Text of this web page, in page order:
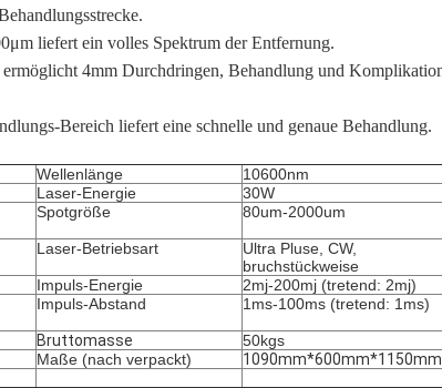
liefert ein volles Spektrum der Entfernung.
4mm Durchdringen, Behandlung und
Bereich liefert eine schnelle und genaue Behandlung.
Wellenlänge
10600nm
Laser-Energie
30W
Spotgröße 80um-2000um
Laser-Betriebsart
Ultra Pluse, CW,
bruchstückweise
Impuls-Energie
2mj-200mj (tretend: 2mj)
Impuls-Abstand 1ms-100ms (tretend: 1ms)
Bruttomasse
50kgs
Maße (nach verpackt)
1090mm*600mm*1150mm